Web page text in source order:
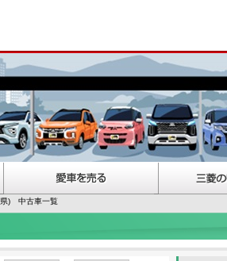
県) 中古車一覧